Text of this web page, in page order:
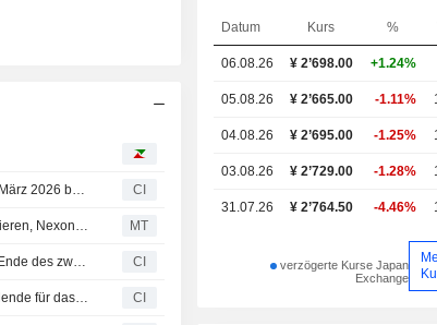
Square Enix Holdings Co., Ltd. kündigt Dividende für das am 31. März 2026 beendete Geschäftsjahr an, zahlbar am 5. Juni 2026 CI
Japanische Ergebnissaison: Hamamatsu und Square Enix haussieren, Nexon bricht ein MT
Square Enix Holdings Co., Ltd. gibt Dividendenprognose für das Ende des zweiten Quartals des am 31. März 2027 endenden Geschäftsjahres bekannt CI
Square Enix Holdings Co., Ltd. gibt Prognose für die Schlussdividende für das am 31. März 2027 endende Geschäftsjahr bekannt CI
Magazinen, Comic-Heften,
Büchern und anderen Materialien.
Produktion, dem Vertrieb und der
Datum Kurs %
06.08.26 ¥ 2’698.00 +1.24%
05.08.26 ¥ 2’665.00 -1.11%
04.08.26 ¥ 2’695.00 -1.25%
03.08.26 ¥ 2’729.00 -1.28%
31.07.26 ¥ 2’764.50 -4.46%
verzögerte Kurse Japan
Exchange